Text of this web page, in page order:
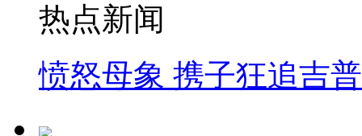
热点新闻
愤怒母象 携子狂追吉